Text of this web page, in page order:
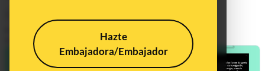
Hazte
Embajadora/Embajador
Publicado el
Actualizado el
Mar 26, 2022, 12:12:00 PM